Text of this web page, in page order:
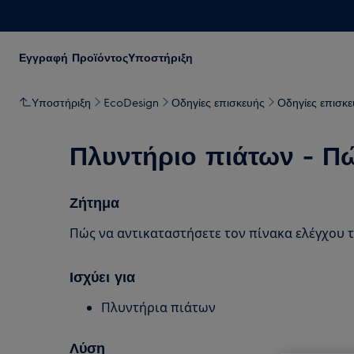
Εγγραφή ΠροϊόντοςΥποστήριξη
Υποστήριξη EcoDesign Οδηγίες επισκευής Οδηγίες
Πλυντήριο πιάτων -
Ζήτημα
Πώς να αντικαταστήσετε τον πίνακα ελέγχου
Ισχύει για
Πλυντήρια πιάτων
Λύση